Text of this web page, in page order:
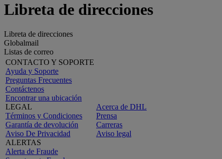
Libreta de direcciones
Libreta de direcciones
Globalmail
Listas de correo
CONTACTO Y SOPORTE
Ayuda y Soporte
Preguntas Frecuentes
Contáctenos
Encontrar una ubicación
LEGAL
Términos y Condiciones
Garantía de devolución
Aviso De Privacidad
ALERTAS
Alerta de Fraude
Acerca de DHL
Prensa
Carreras
Aviso legal